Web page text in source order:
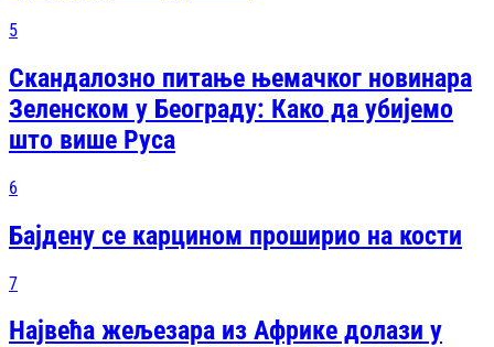
5
Скандалозно питање њемачког новинара
Зеленском у Београду: Како да убијемо
што више Руса
6
Бајдену се карцином проширио на кости
7
Највећа жељезара из Африке долази у